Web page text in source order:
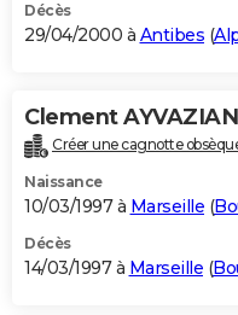
Décès
29/04/2000 à Antibes (
Clement AYVAZIAN
Créer une cagnotte
Naissance
10/03/1997 à Marseille (
Décès
14/03/1997 à Marseille (